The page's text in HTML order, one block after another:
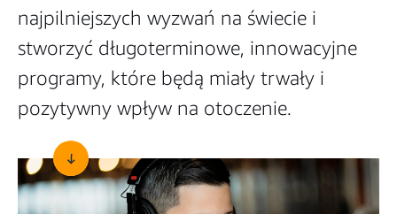
najpilniejszych wyzwań na świecie i
stworzyć długoterminowe, innowacyjne
programy, które będą miały trwały i
pozytywny wpływ na otoczenie.